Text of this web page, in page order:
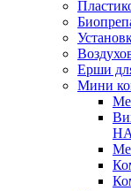
Ерши
Мини